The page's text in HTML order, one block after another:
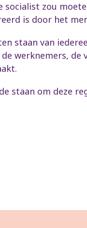
socialist zou
is door het
staan van
werknemers,
staan om deze